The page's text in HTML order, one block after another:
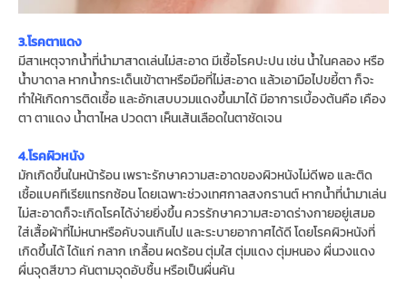
3.โรคตาแดง
มีสาเหตุจากน้ำที่นำมาสาดเล่นไม่สะอาด มีเชื้อโรคปะปน เช่น น้ำในคลอง หรือ
น้ำบาดาล หากน้ำกระเด็นเข้าตาหรือมือที่ไม่สะอาด แล้วเอามือไปขยี้ตา ก็จะ
ทำให้เกิดการติดเชื้อ และอักเสบบวมแดงขึ้นมาได้ มีอาการเบื้องต้นคือ เคือง
ตา ตาแดง น้ำตาไหล ปวดตา เห็นเส้นเลือดในตาชัดเจน
4.โรคผิวหนัง
มักเกิดขึ้นในหน้าร้อน เพราะรักษาความสะอาดของผิวหนังไม่ดีพอ และติด
เชื้อแบคทีเรียแทรกซ้อน โดยเฉพาะช่วงเทศกาลสงกรานต์ หากน้ำที่นำมาเล่น
ไม่สะอาดก็จะเกิดโรคได้ง่ายยิ่งขึ้น ควรรักษาความสะอาดร่างกายอยู่เสมอ
ใส่เสื้อผ้าที่ไม่หนาหรือคับจนเกินไป และระบายอากาศได้ดี โดยโรคผิวหนังที่
เกิดขึ้นได้ ได้แก่ กลาก เกลื้อน ผดร้อน ตุ่มใส ตุ่มแดง ตุ่มหนอง ผื่นวงแดง
ผื่นจุดสีขาว คันตามจุดอับชื้น หรือเป็นผื่นคัน